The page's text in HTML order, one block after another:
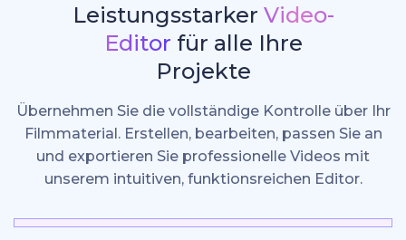
Leistungsstarker Video-
Editor für alle Ihre
Projekte
Übernehmen Sie die vollständige Kontrolle über Ihr
Filmmaterial. Erstellen, bearbeiten, passen Sie an
und exportieren Sie professionelle Videos mit
unserem intuitiven, funktionsreichen Editor.